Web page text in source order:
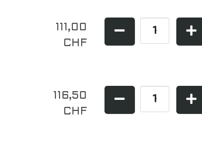
111,00
CHF
116,50
CHF